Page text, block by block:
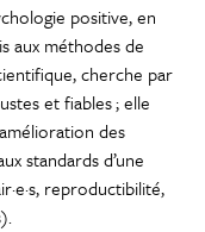
positive, en
aux méthodes de
cherche par
et fiables ; elle
des
standards d’une
reproductibilité,